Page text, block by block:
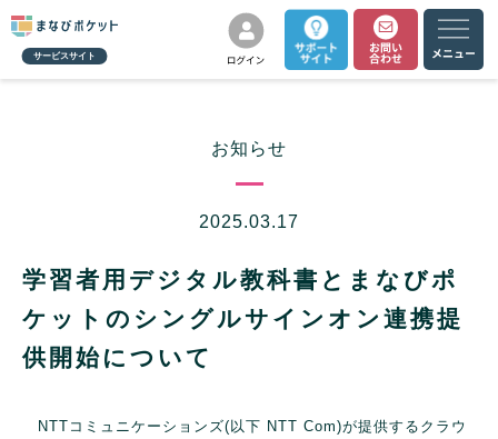
サービスサイト
お知らせ
2025.03.17
学習者用デジタル教科書とまなびポ
ケットのシングルサインオン連携提
供開始について
NTTコミュニケーションズ(以下 NTT Com)が提供するクラウ